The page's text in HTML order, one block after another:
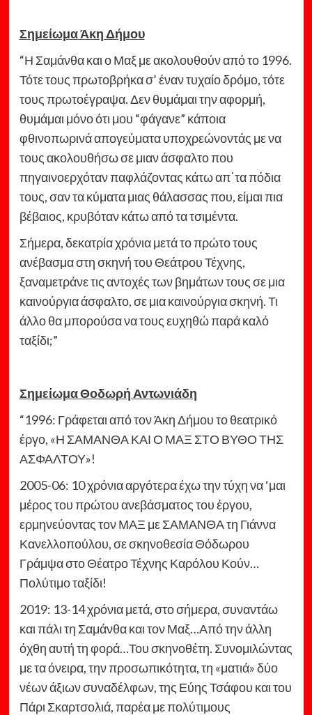
Σημείωμα Άκη Δήμου
“Η Σαμάνθα και ο Μαξ με ακολουθούν από το 1996.
Τότε τους πρωτοβρήκα σ’ έναν τυχαίο δρόμο, τότε
τους πρωτοέγραψα. Δεν θυμάμαι την αφορμή,
θυμάμαι μόνο ότι μου “φάγανε” κάποια
φθινοπωρινά απογεύματα υποχρεώνοντάς με να
τους ακολουθήσω σε μιαν άσφαλτο που
πηγαινοερχόταν παφλάζοντας κάτω απ΄τα πόδια
τους, σαν τα κύματα μιας θάλασσας που, είμαι πια
βέβαιος, κρυβόταν κάτω από τα τσιμέντα.
Σήμερα, δεκατρία χρόνια μετά το πρώτο τους
ανέβασμα στη σκηνή του Θεάτρου Τέχνης,
ξαναμετράνε τις αντοχές των βημάτων τους σε μια
καινούργια άσφαλτο, σε μια καινούργια σκηνή. Τι
άλλο θα μπορούσα να τους ευχηθώ παρά καλό
ταξίδι;”
Σημείωμα Θοδωρή Αντωνιάδη
“1996: Γράφεται από τον Άκη Δήμου το θεατρικό
έργο, «Η ΣΑΜΑΝΘΑ ΚΑΙ Ο ΜΑΞ ΣΤΟ ΒΥΘΟ ΤΗΣ
ΑΣΦΑΛΤΟΥ»!
2005-06: 10 χρόνια αργότερα έχω την τύχη να ‘μαι
μέρος του πρώτου ανεβάσματος του έργου,
ερμηνεύοντας τον ΜΑΞ με ΣΑΜΑΝΘΑ τη Γιάννα
Κανελλοπούλου, σε σκηνοθεσία Θόδωρου
Γράμψα στο Θέατρο Τέχνης Καρόλου Κούν…
Πολύτιμο ταξίδι!
2019: 13-14 χρόνια μετά, στο σήμερα, συναντάω
και πάλι τη Σαμάνθα και τον Μαξ…Από την άλλη
όχθη αυτή τη φορά…Του σκηνοθέτη. Συνομιλώντας
με τα όνειρα, την προσωπικότητα, τη «ματιά» δύο
νέων άξιων συναδέλφων, της Εύης Τσάφου και του
Πάρι Σκαρτσολιά, παρέα με πολύτιμους